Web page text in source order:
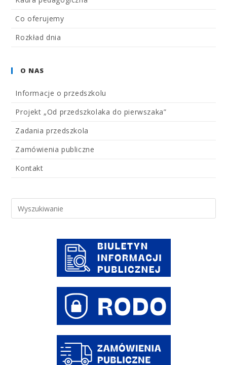
Co oferujemy
Rozkład dnia
O NAS
Informacje o przedszkolu
Projekt „Od przedszkolaka do pierwszaka”
Zadania przedszkola
Zamówienia publiczne
Kontakt